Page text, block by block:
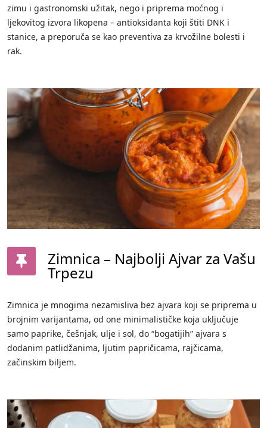
zimu i gastronomski užitak, nego i priprema moćnog i
ljekovitog izvora likopena – antioksidanta koji štiti DNK i
stanice, a preporuča se kao preventiva za krvožilne bolesti i
rak.
Zimnica – Najbolji Ajvar za Vašu
Trpezu
Zimnica je mnogima nezamisliva bez ajvara koji se priprema u
brojnim varijantama, od one minimalističke koja uključuje
samo paprike, češnjak, ulje i sol, do “bogatijih” ajvara s
dodanim patlidžanima, ljutim papričicama, rajčicama,
začinskim biljem.